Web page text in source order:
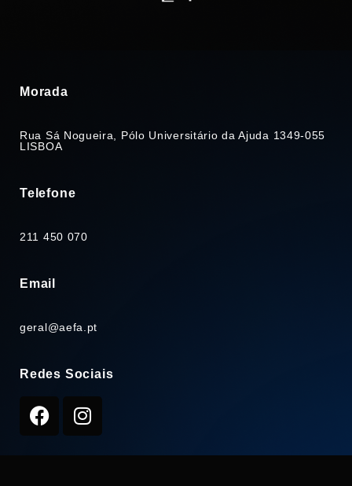
Morada
Rua Sá Nogueira, Pólo Universitário da Ajuda 1349-055
LISBOA
Telefone
211 450 070
Email
geral@aefa.pt
Redes Sociais